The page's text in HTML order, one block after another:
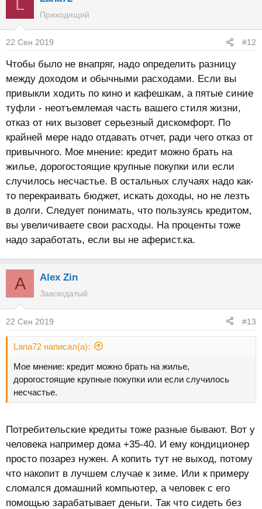
L
Приходящий
22 Сен 2019 #12
Чтобы было не внапряг, надо определить разницу
между доходом и обычными расходами. Если вы
привыкли ходить по кино и кафешкам, а пятые синие
туфли - неотъемлемая часть вашего стиля жизни,
отказ от них вызовет серьезный дискомфорт. По
крайней мере надо отдавать отчет, ради чего отказ от
привычного. Мое мнение: кредит можно брать на
жилье, дорогостоящие крупные покупки или если
случилось несчастье. В остальных случаях надо как-
то перекраивать бюджет, искать доходы, но не лезть
в долги. Следует понимать, что пользуясь кредитом,
вы увеличиваете свои расходы. На проценты тоже
надо заработать, если вы не аферист.ка.
A Alex Zin
Завсегдатый
22 Сен 2019 #13
Lana72 написал(а):
Мое мнение: кредит можно брать на жилье,
дорогостоящие крупные покупки или если случилось
несчастье.
Потребительские кредиты тоже разные бывают. Вот у
человека например дома +35-40. И ему кондиционер
просто позарез нужен. А копить тут не выход, потому
что накопит в лучшем случае к зиме. Или к примеру
сломался домашний компьютер, а человек с его
помощью зарабатывает деньги. Так что сидеть без